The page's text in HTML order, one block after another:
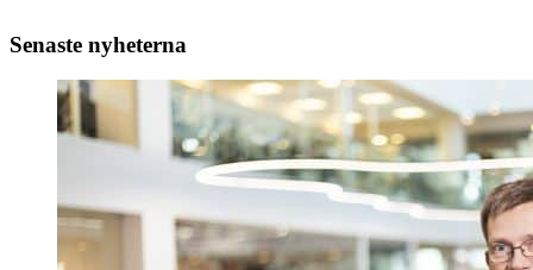
Senaste nyheterna